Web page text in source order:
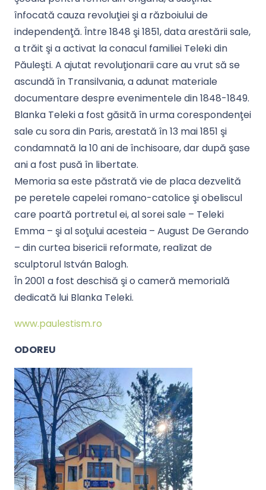
înfocată cauza revoluţiei şi a războiului de
independenţă. Între 1848 şi 1851, data arestării sale,
a trăit şi a activat la conacul familiei Teleki din
Păuleşti. A ajutat revoluţionarii care au vrut să se
ascundă în Transilvania, a adunat materiale
documentare despre evenimentele din 1848-1849.
Blanka Teleki a fost găsită în urma corespondenţei
sale cu sora din Paris, arestată în 13 mai 1851 şi
condamnată la 10 ani de închisoare, dar după şase
ani a fost pusă în libertate.
Memoria sa este păstrată vie de placa dezvelită
pe peretele capelei romano-catolice şi obeliscul
care poartă portretul ei, al sorei sale – Teleki
Emma – şi al soţului acesteia – August De Gerando
– din curtea bisericii reformate, realizat de
sculptorul István Balogh.
În 2001 a fost deschisă şi o cameră memorială
dedicată lui Blanka Teleki.
www.paulestism.ro
ODOREU